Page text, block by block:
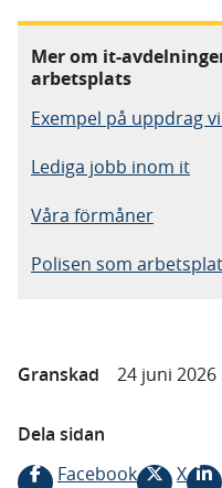
Mer om it-
arbetsplats
Exempel på uppdrag
Lediga jobb inom it
Våra förmåner
Polisen som
Granskad 24 juni 2026
Dela sidan
Facebook
X